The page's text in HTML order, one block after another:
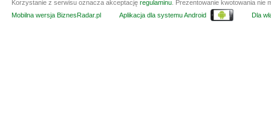
Korzystanie z serwisu oznacza akceptację regulaminu . Prezentowanie kwotowania
Mobilna wersja BiznesRadar.pl
Aplikacja dla systemu Android Dla